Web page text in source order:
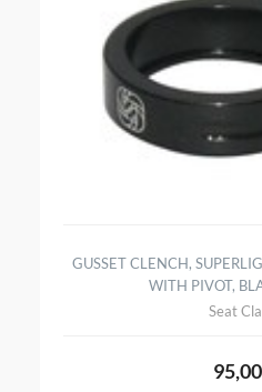
GUSSET CLENCH,
WITH PIVOT,
Seat